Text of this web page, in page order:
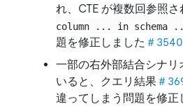
れ、CTE が複数回参照さ
column ... in schema
題を修正しました ＃
一部の右外部結合シナ
いると、クエリ結果＃
違ってしまう問題を修正